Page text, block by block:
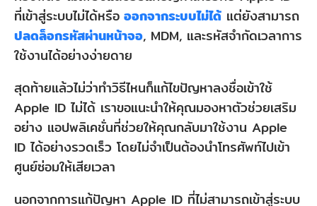
ที่เข้าสู่ระบบไม่ได้หรือ ออกจากระบบไม่ได้ แต่ยังสามารถ
ปลดล็อกรหัสผ่านหน้าจอ, MDM, และรหัสจำกัดเวลาการ
ใช้งานได้อย่างง่ายดาย
สุดท้ายแล้วไม่ว่าทำวิธีไหนก็แก้ไขปัญหาลงชื่อเข้าใช้
Apple ID ไม่ได้ เราขอแนะนำให้คุณมองหาตัวช่วยเสริม
อย่าง แอปพลิเคชั่นที่ช่วยให้คุณกลับมาใช้งาน Apple
ID ได้อย่างรวดเร็ว โดยไม่จำเป็นต้องนำโทรศัพท์ไปเข้า
ศูนย์ซ่อมให้เสียเวลา
นอกจากการแก้ปัญหา Apple ID ที่ไม่สามารถเข้าสู่ระบบ